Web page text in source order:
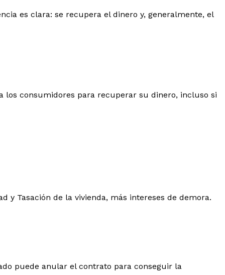
es clara: se recupera el dinero y, generalmente, el
los consumidores para recuperar su dinero, incluso si
y Tasación de la vivienda, más intereses de demora.
puede anular el contrato para conseguir la